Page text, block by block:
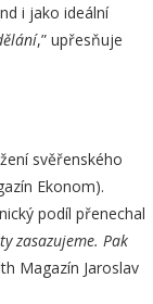
i jako ideální
,” upřesňuje
svěřenského
Ekonom).
podíl přenechal
zasazujeme. Pak
Magazín Jaroslav